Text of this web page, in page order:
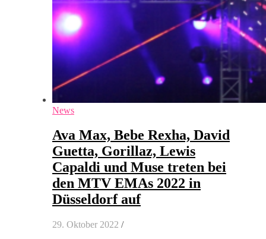
News
Ava Max, Bebe Rexha, David
Guetta, Gorillaz, Lewis
Capaldi und Muse treten bei
den MTV EMAs 2022 in
Düsseldorf auf
29. Oktober 2022 /